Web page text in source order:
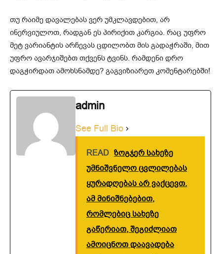
თუ რაიმე დავალებას ვერ უმკლავდებით, არ
ინერვიულოთ, რადგან ეს პირიქით კარგია. რაც უფრო
მეტ ვარიანტის არჩევას ცდილობთ მის გადაჭრაში, მით
უფრო ავარჯიშებთ თქვენს ტვინს. რამდენი დრო
დაგჭირდათ ამოხსნამდე? გაგვიზიარეთ კომენტარებში!
admin
See Full Bio
READ ზოგჯერ სახეზე
უმნიშვნელო ცვლილებას
ყურადღებას არ ვაქცევთ.
ამ მინიშნებებით,
რომლებიც სახეზე
გაწერიათ, შეგიძლიათ
ამოიცნოთ დაავადება